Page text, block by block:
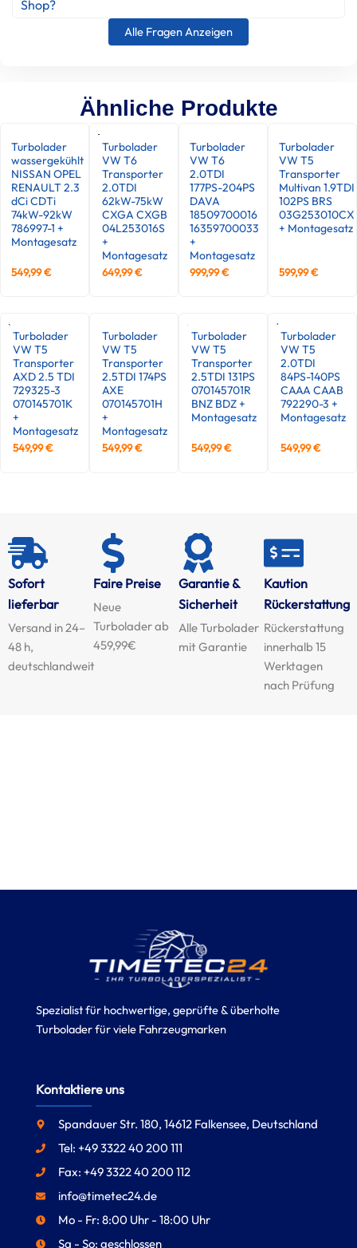
Shop?
Alle Fragen Anzeigen
Ähnliche Produkte
Turbolader
wassergekühlt
NISSAN OPEL
RENAULT 2.3
dCi CDTi
74kW-92kW
786997-1 +
Montagesatz
549,99€
Turbolader
VW T6
Transporter
2.0TDI
62kW-75kW
CXGA CXGB
04L253016S
+
Montagesatz
649,99€
Turbolader
VW T6
2.0TDI
177PS-204PS
DAVA
18509700016
16359700033
+
Montagesatz
999,99€
Turbolader
VW T5
Transporter
Multivan 1.9TDI
102PS BRS
03G253010CX
+ Montagesatz
599,99€
Turbolader
VW T5
Transporter
AXD 2.5 TDI
729325-3
070145701K
+
Montagesatz
549,99€
Turbolader
VW T5
Transporter
2.5TDI 174PS
AXE
070145701H
+
Montagesatz
549,99€
Turbolader
VW T5
Transporter
2.5TDI 131PS
070145701R
BNZ BDZ +
Montagesatz
549,99€
Turbolader
VW T5
2.0TDI
84PS-140PS
CAAA CAAB
792290-3 +
Montagesatz
549,99€
Sofort
lieferbar
Versand in 24–
48 h,
deutschlandweit
Faire Preise
Neue
Turbolader ab
459,99€
Garantie &
Sicherheit
Alle Turbolader
mit Garantie
Kaution
Rückerstattung
Rückerstattung
innerhalb 15
Werktagen
nach Prüfung
Spezialist für hochwertige, geprüfte & überholte
Turbolader für viele Fahrzeugmarken
Kontaktiere uns
Spandauer Str. 180, 14612 Falkensee, Deutschland
Tel: +49 3322 40 200 111
Fax: +49 3322 40 200 112
info@timetec24.de
Mo - Fr: 8:00 Uhr - 18:00 Uhr
Sa - So: geschlossen